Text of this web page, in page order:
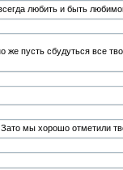
любить и быть
же пусть сбудуться все
мы хорошо отметили